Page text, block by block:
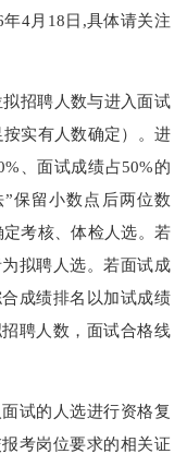
4月18日,具体请关注
招聘人数与进入面试
实有人数确定）。进
、面试成绩占50%的
保留小数点后两位数
考核、体检人选。若
拟聘人选。若面试成
成绩排名以加试成绩
聘人数，面试合格线
试的人选进行资格复
考岗位要求的相关证